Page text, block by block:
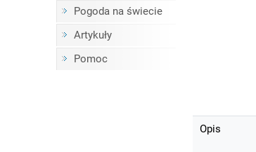
Pogoda na świecie
Artykuły
Pomoc
Opis